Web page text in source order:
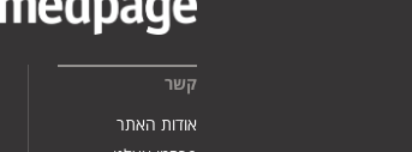
קשר
אודות האתר